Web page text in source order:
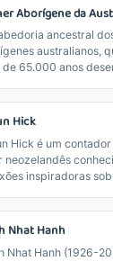
Aborígene da
ancestral
australianos,
de 65.000 anos
entre...
Hick
Hick é um
neozelandês
inspiradoras
Nhat Hanh
Nhat Hanh (1926-